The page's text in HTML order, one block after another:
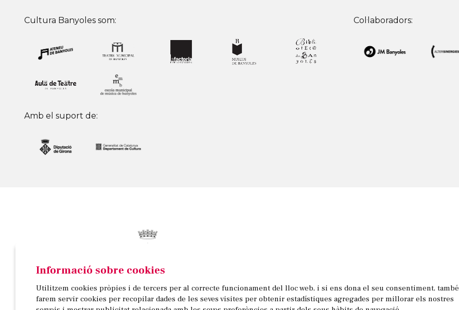
Cultura Banyoles som:
Amb el suport de:
Col·laboradors:
Passeig de la Indústria, 25, 3a planta | 17820 Banyoles
972 58 18 48 | 972 57 00 50
Informació sobre cookies
Utilitzem cookies pròpies i de tercers per al correcte funcionament del lloc web, i si ens dona el seu consentiment, també
farem servir cookies per recopilar dades de les seves visites per obtenir estadístiques agregades per millorar els nostres